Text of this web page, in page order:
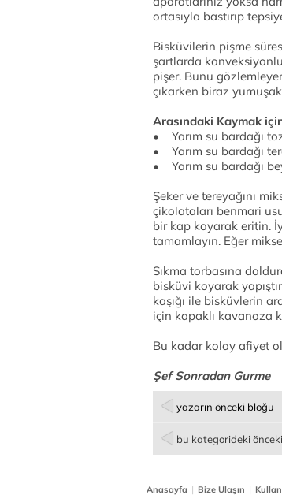
ortasıyla bastırıp
Bisküvilerin pişme
şartlarda
pişer. Bunu
çıkarken biraz
Arasındaki Kaymak
• Yarım su bardağı
• Yarım su bardağı
• Yarım su bardağı
Şeker ve tereyağını
çikolataları benmari
bir kap koyarak eritin.
tamamlayın. Eğer
Sıkma torbasına
bisküvi koyarak
kaşığı ile bisküvlerin
için kapaklı kavanoza
Bu kadar kolay afiyet
Şef Sonradan Gurme
yazarın önceki bloğu
bu kategorideki
Anasayfa | Bize Ulaşın |